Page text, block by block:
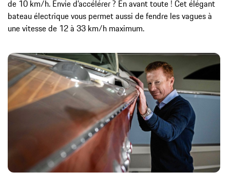
de 10 km/h. Envie d’accélérer ? En avant toute ! Cet élégant
bateau électrique vous permet aussi de fendre les vagues à
une vitesse de 12 à 33 km/h maximum.